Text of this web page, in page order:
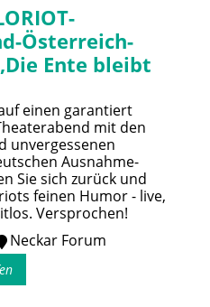
Österreich-
Ente bleibt
einen garantiert
mit den
unvergessenen
Ausnahme-
Sie sich zurück und
feinen Humor - live,
Versprochen!
Neckar Forum